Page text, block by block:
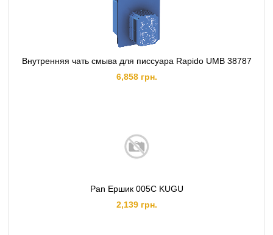
Внутренняя чать смыва для писсуара Rapido UMB 38787
6,858 грн.
Pan Ершик 005C KUGU
2,139 грн.